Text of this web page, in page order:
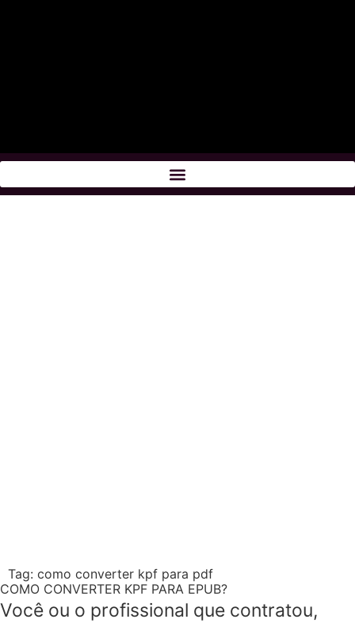
Tag: como converter kpf para pdf
COMO CONVERTER KPF PARA EPUB?
Você ou o profissional que contratou,